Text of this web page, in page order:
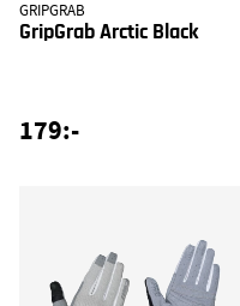
GRIPGRAB
GripGrab Arctic Black
179:-